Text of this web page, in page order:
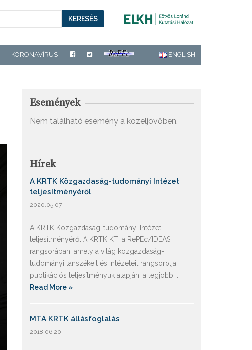
KERESÉS
KORONAVÍRUS ENGLISH
Események
Nem található esemény a közeljövőben.
Hírek
A KRTK Közgazdaság-tudományi Intézet
teljesítményéről
2020.05.07.
A KRTK Közgazdaság-tudományi Intézet
teljesítményéről A KRTK KTI a RePEc/IDEAS
rangsorában, amely a világ közgazdaság-
tudományi tanszékeit és intézeteit rangsorolja
publikációs teljesítményük alapján, a legjobb ...
Read More »
MTA KRTK állásfoglalás
2018.06.20.